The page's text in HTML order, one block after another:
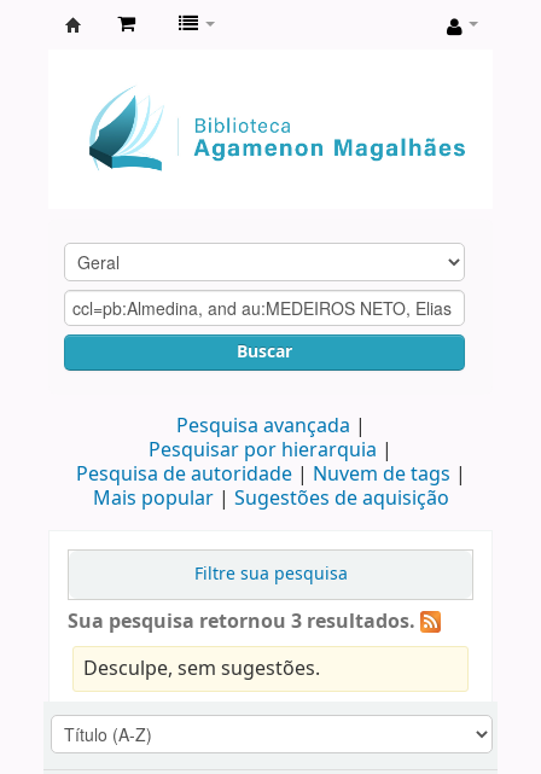
Agamenon
Magalhães
Buscar
Pesquisa avançada
Pesquisar por hierarquia
Pesquisa de autoridade
Nuvem de tags
Mais popular
Sugestões de aquisição
Filtre sua pesquisa
Sua pesquisa retornou 3 resultados.
Desculpe, sem sugestões.